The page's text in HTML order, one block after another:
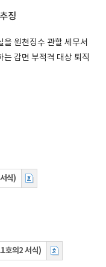
징
원천징수 관할 세무서
감면 부적격 대상 퇴직
식)
호의2 서식)